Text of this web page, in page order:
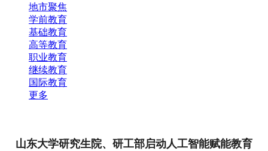
地市聚焦
学前教育
基础教育
高等教育
职业教育
继续教育
国际教育
更多
山东大学研究生院、研工部启动人工智能赋能教育